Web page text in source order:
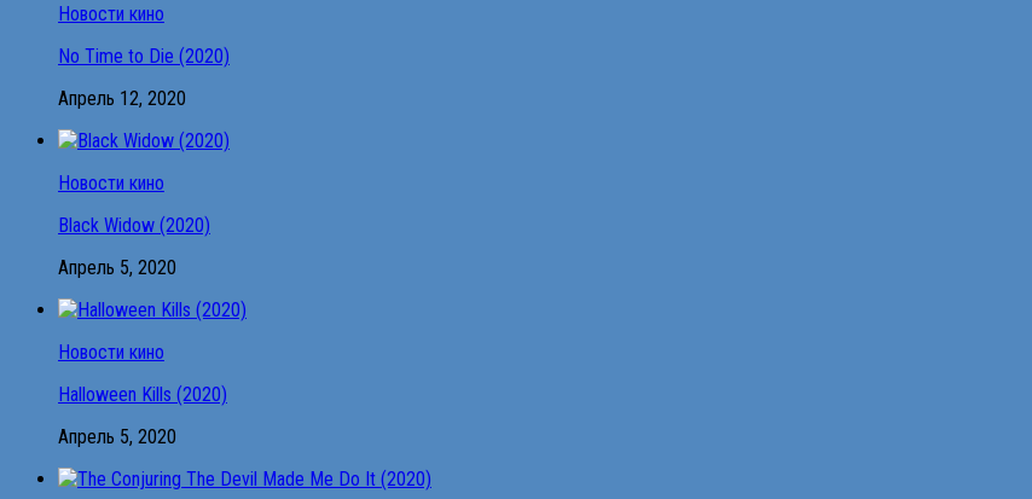
Новости кино
No Time to Die (2020)
Апрель 12, 2020
Новости кино
Black Widow (2020)
Апрель 5, 2020
Новости кино
Halloween Kills (2020)
Апрель 5, 2020